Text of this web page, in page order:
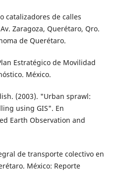
catalizadores de calles
Zaragoza, Querétaro, Qro.
de Querétaro.
Estratégico de Movilidad
México.
(2003). "Ur­ban sprawl:
using GIS". En
Earth Observation and
de trans­porte colectivo en
México: Reporte